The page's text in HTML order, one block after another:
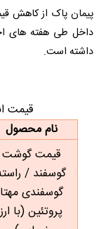
پیمان پاک از کاهش
داخل طی هفته های
داشته است.
قیمت
نام محصول
قیمت گوشت
گوسفند /
گوسفندی مهتا
پروتئین (با ارز